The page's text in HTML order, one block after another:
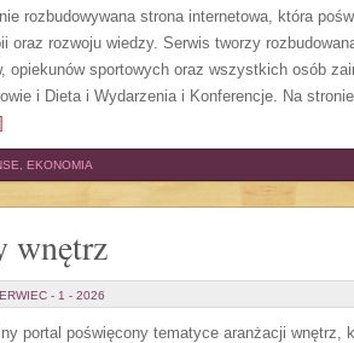
rozbudowywana strona internetowa, która
oraz rozwoju wiedzy. Serwis tworzy
opiekunów sportowych oraz wszystkich osób
i Dieta i Wydarzenia i Konferencje. Na
EKONOMIA
wnętrz
- 1 - 2026
portal poświęcony tematyce aranżacji wnętrz,